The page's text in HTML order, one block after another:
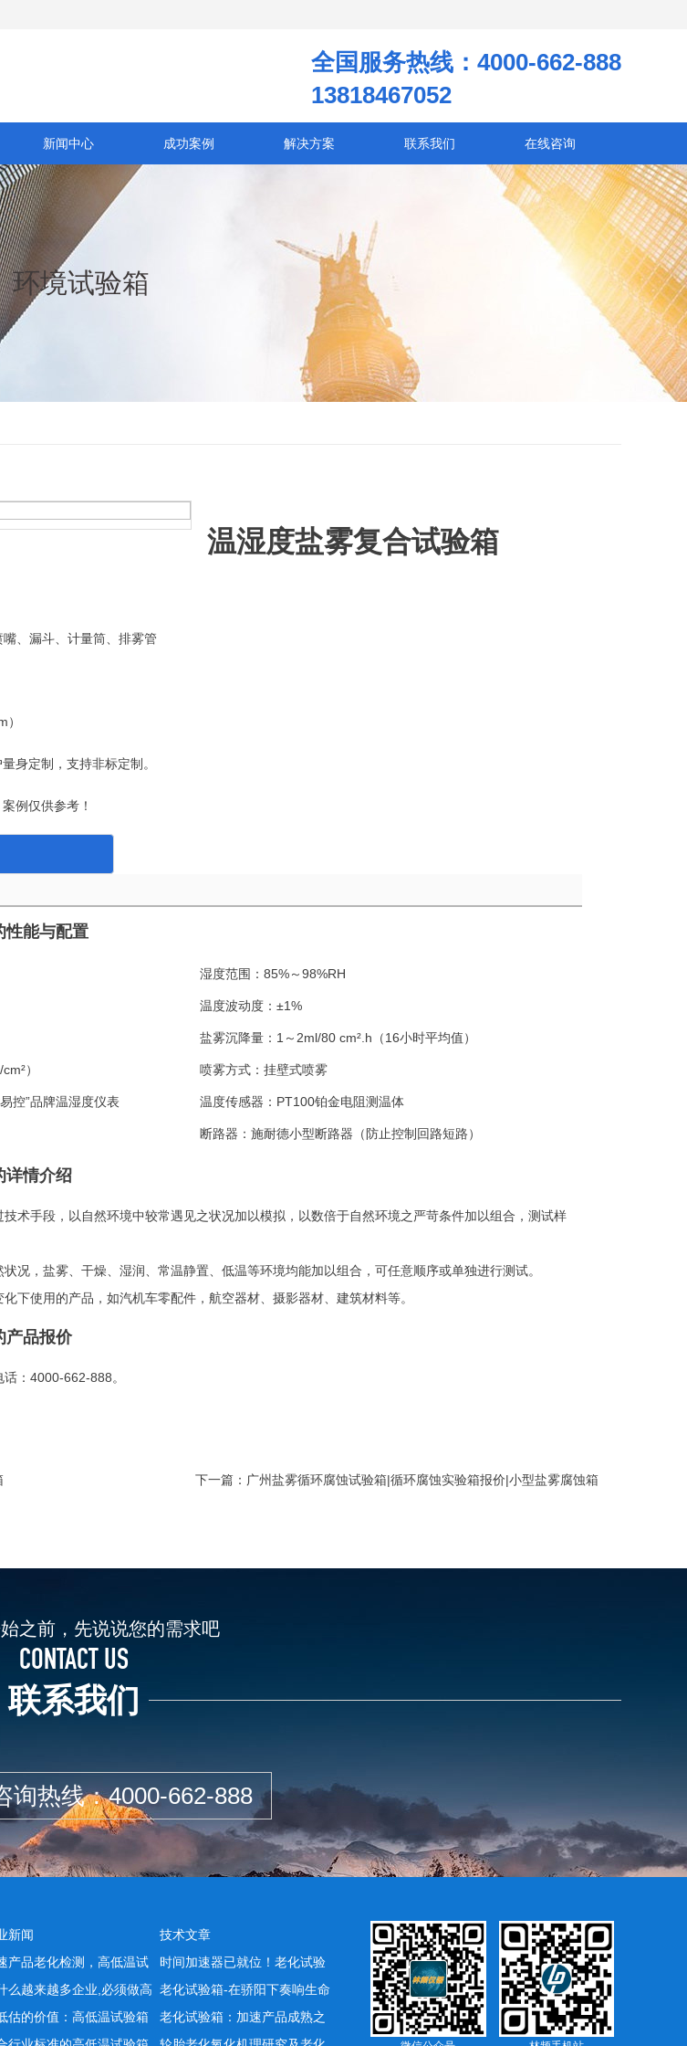
全国服务热线：4000-662-888
13818467052
新闻中心 成功案例 解决方案 联系我们 在线咨询
环境试验箱
温湿度盐雾复合试验箱
、漏斗、计量筒、排雾管
身定制，支持非标定制。
例仅供参考！
性能与配置
湿度范围： 85%～98%RH
温度波动度： ±1%
盐雾沉降量： 1～2ml/80 cm².h（16小时平均值）
） 喷雾方式： 挂壁式喷雾
控”品牌温湿度仪表 温度传感器： PT100铂金电阻测温体
断路器： 施耐德小型断路器（防止控制回路短路）
详情介绍
术手段，以自然环境中较常遇见之状况加以模拟，以数倍于自然环境之严苛条件加以组合，测试样
况，盐雾、干燥、湿润、常温静置、低温等环境均能加以组合，可任意顺序或单独进行测试。
下使用的产品，如汽机车零配件，航空器材、摄影器材、建筑材料等。
产品报价
：4000-662-888。
下一篇： 广州盐雾循环腐蚀试验箱|循环腐蚀实验箱报价|小型盐雾腐蚀箱
之前，先说说您的需求吧
CONTACT US
联系我们
询热线：4000-662-888
新闻
产品老化检测，高低温试
么越来越多企业,必须做高
估的价值：高低温试验箱
技术文章
时间加速器已就位！老化试验
老化试验箱-在骄阳下奏响生命
老化试验箱：加速产品成熟之